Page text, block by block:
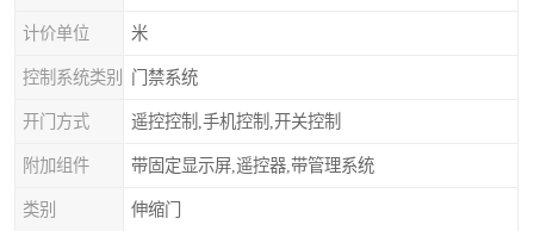
计价单位 米
控制系统类别 门禁系统
开门方式 遥控控制,手机控制,开关控制
附加组件 带固定显示屏,遥控器,带管理系统
类别 伸缩门